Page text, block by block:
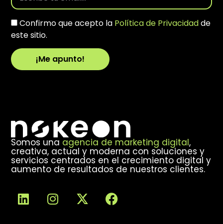
Confirmo que acepto la Política de Privacidadde
este sitio.
¡Me apunto!
Somos una agencia de marketing digital,
creativa, actual y moderna con soluciones y
servicios centrados en el crecimiento digital y
aumento de resultados de nuestros clientes.